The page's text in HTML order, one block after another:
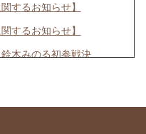
するお知らせ】
するお知らせ】
木みのる初参戦決